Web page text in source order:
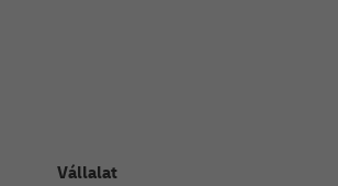
Vállalat